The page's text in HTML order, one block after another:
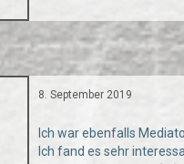
8. September 2019
Ich war ebenfalls
Ich fand es sehr